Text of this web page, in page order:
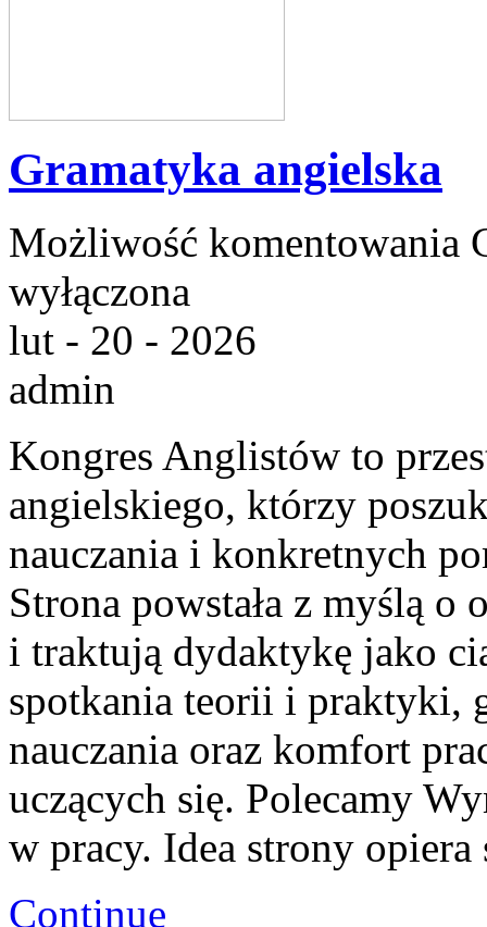
Gramatyka angielska
Możliwość komentowania
wyłączona
lut - 20 - 2026
admin
Kongres Anglistów to
angielskiego, którzy
nauczania i konkretnych
Strona powstała z myślą o
i traktują dydaktykę jako
spotkania teorii i praktyki,
nauczania oraz komfort
uczących się. Polecamy
w pracy. Idea strony opiera
Continue